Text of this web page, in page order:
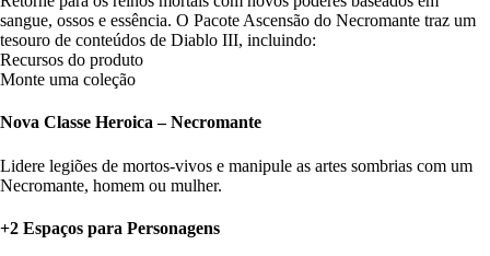
sangue, ossos e essência. O Pacote Ascensão do Necromante traz um
tesouro de conteúdos de Diablo III, incluindo:
Recursos do produto
Monte uma coleção
Nova Classe Heroica – Necromante
Lidere legiões de mortos-vivos e manipule as artes sombrias com um
Necromante, homem ou mulher.
+2 Espaços para Personagens